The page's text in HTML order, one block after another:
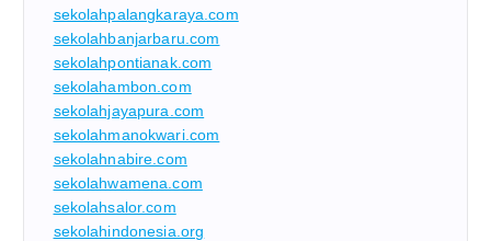
sekolahpalangkaraya.com
sekolahbanjarbaru.com
sekolahpontianak.com
sekolahambon.com
sekolahjayapura.com
sekolahmanokwari.com
sekolahnabire.com
sekolahwamena.com
sekolahsalor.com
sekolahindonesia.org